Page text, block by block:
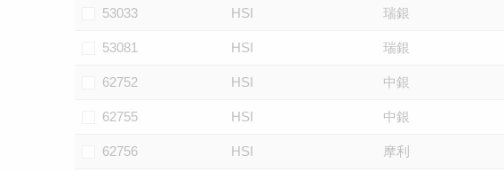
53033 HSI 瑞銀
53081 HSI 瑞銀
62752 HSI 中銀
62755 HSI 中銀
62756 HSI 摩利